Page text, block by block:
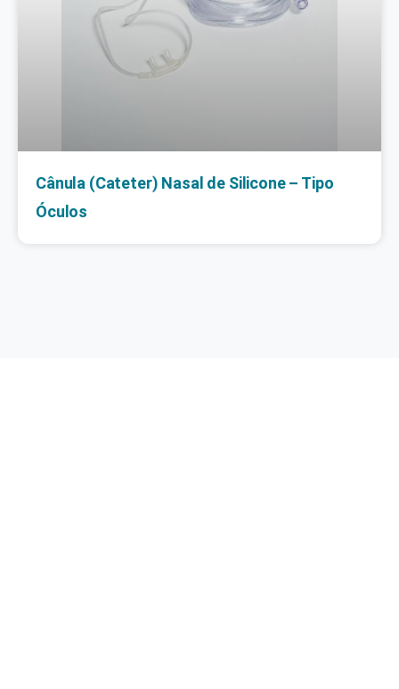
Cânula (Cateter) Nasal de Silicone – Tipo
Óculos